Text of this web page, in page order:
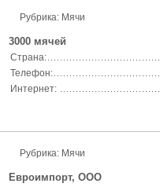
Рубрика: Мячи
3000 мячей
Страна:
Телефон:
Интернет:
Рубрика: Мячи
Евроимпорт, ООО